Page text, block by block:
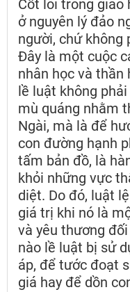
Cốt lõi trong giáo
ở nguyên lý đảo
người, chứ không
Đây là một cuộc
nhân học và thần
lề luật không
mù quáng nhằm
Ngài, mà là để
con đường hạnh
tấm bản đồ, là
khỏi những vực
diệt. Do đó, luật
giá trị khi nó là
và yêu thương
nào lề luật bị sử
áp, để tước đoạt
giá hay để dồn